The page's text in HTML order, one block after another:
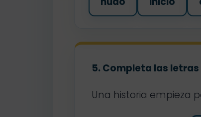
5. Completa las
Una historia empieza